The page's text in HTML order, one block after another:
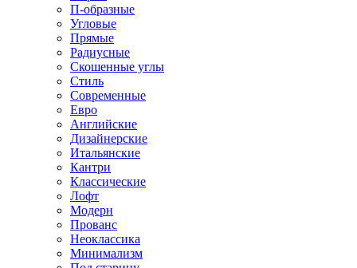
П-образные
Угловые
Прямые
Радиусные
Скошенные углы
Стиль
Современные
Евро
Английские
Дизайнерские
Итальянские
Кантри
Классические
Лофт
Модерн
Прованс
Неоклассика
Минимализм